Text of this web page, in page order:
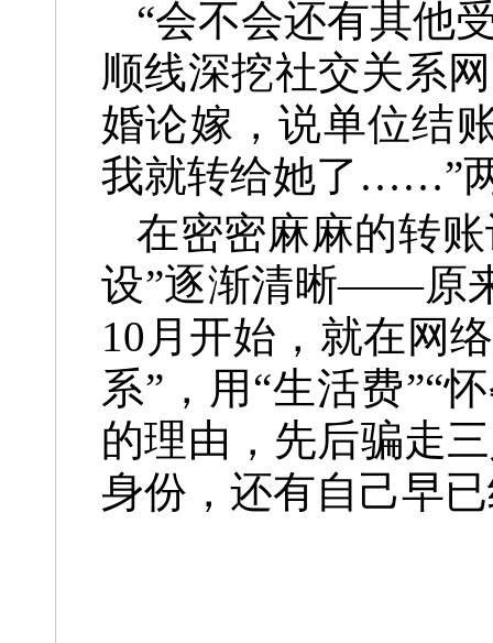
“会不会还有其他
顺线深挖社交关系
婚论嫁，说单位结
我就转给她了……”
在密密麻麻的转
设”逐渐清晰——原
10月开始，就在网
系”，用“生活费”“
的理由，先后骗走
身份，还有自己早